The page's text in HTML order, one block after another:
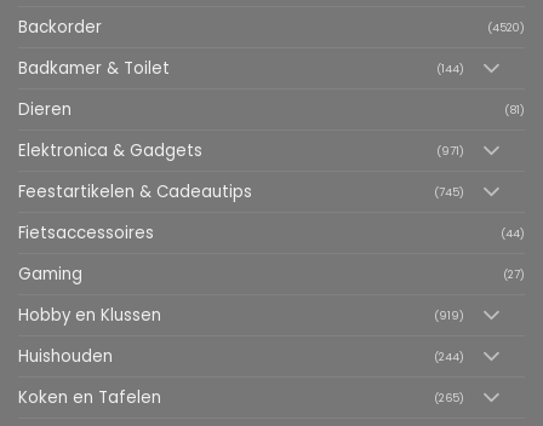
Backorder (4520)
Badkamer & Toilet (144)
Dieren (81)
Elektronica & Gadgets (971)
Feestartikelen & Cadeautips (745)
Fietsaccessoires (44)
Gaming (27)
Hobby en Klussen (919)
Huishouden (244)
Koken en Tafelen (265)